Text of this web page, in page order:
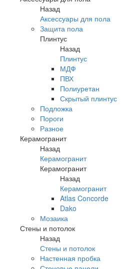
Назад
Аксессуары для пола
Защита пола
Плинтус
Назад
Плинтус
МДФ
ПВХ
Полиуретан
Скрытый плинтус
Подложка
Пороги
Разное
Керамогранит
Назад
Керамогранит
Керамогранит
Назад
Керамогранит
Atlas Concorde
Dako
Мозаика
Стены и потолок
Назад
Стены и потолок
Настенная пробка